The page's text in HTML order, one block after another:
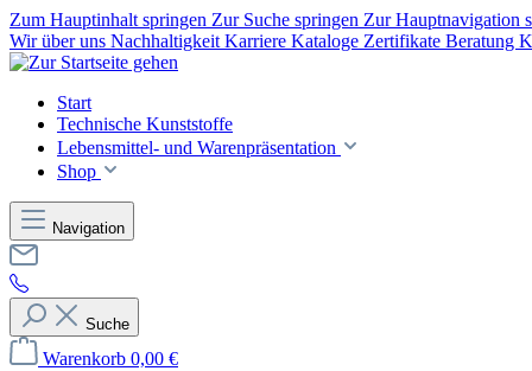
Zum Hauptinhalt springen Zur Suche springen Zur Hauptnavigation
Wir über uns Nachhaltigkeit Karriere Kataloge Zertifikate Beratung
Start
Technische Kunststoffe
Lebensmittel- und Warenpräsentation
Shop
Navigation
Suche
Warenkorb 0,00 €